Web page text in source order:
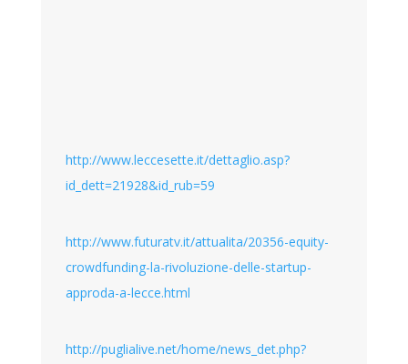
http://www.leccesette.it/dettaglio.asp?
id_dett=21928&id_rub=59
http://www.futuratv.it/attualita/20356-equity-
crowdfunding-la-rivoluzione-delle-startup-
approda-a-lecce.html
http://puglialive.net/home/news_det.php?